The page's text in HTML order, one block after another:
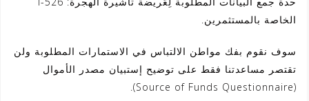
الخاصة بالمستثمرين.
سوف نقوم بفك مواطن الالتباس في الاستمارات المطلوبة ولن
تقتصر مساعدتنا فقط على توضيح إستبيان مصدر الأموال
(Source of Funds Questionnaire).